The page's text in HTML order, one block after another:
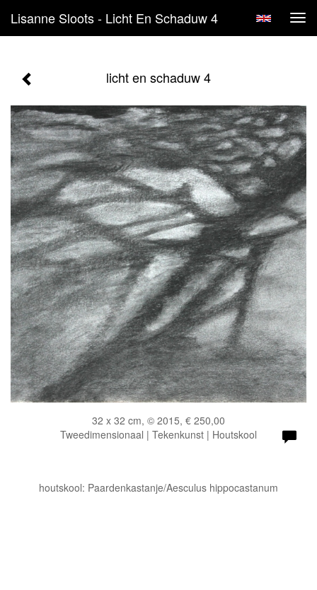
Lisanne Sloots - Licht En Schaduw 4
licht en schaduw 4
32 x 32 cm, © 2015, € 250,00
Tweedimensionaal | Tekenkunst | Houtskool
houtskool: Paardenkastanje/Aesculus hippocastanum